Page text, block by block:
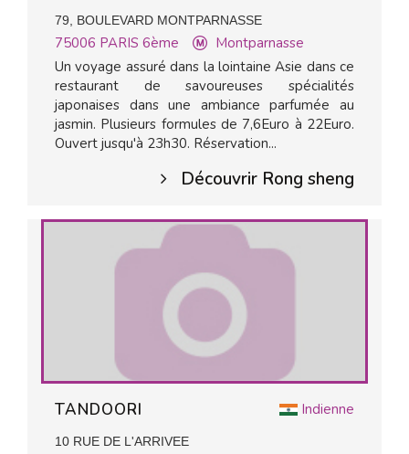
79, BOULEVARD MONTPARNASSE
75006 PARIS 6ème
Montparnasse
Un voyage assuré dans la lointaine Asie dans ce
restaurant de savoureuses spécialités
japonaises dans une ambiance parfumée au
jasmin. Plusieurs formules de 7,6Euro à 22Euro.
Ouvert jusqu'à 23h30. Réservation...
Découvrir Rong sheng
Indienne
TANDOORI
10 RUE DE L'ARRIVEE